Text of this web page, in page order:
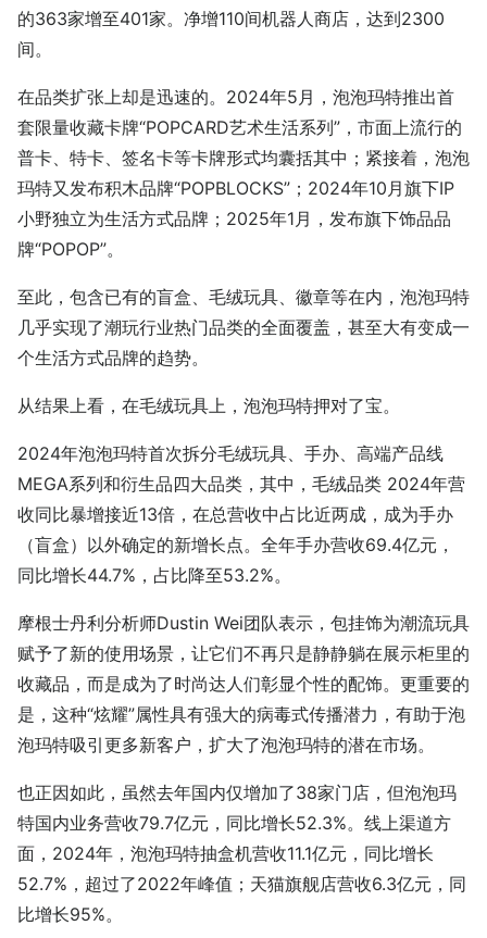
的363家增至401家。净增110间机器人商店，达到2300
间。
在品类扩张上却是迅速的。2024年5月，泡泡玛特推出首
套限量收藏卡牌“POPCARD艺术生活系列”，市面上流行的
普卡、特卡、签名卡等卡牌形式均囊括其中；紧接着，泡泡
玛特又发布积木品牌“POPBLOCKS”；2024年10月旗下IP
小野独立为生活方式品牌；2025年1月，发布旗下饰品品
牌“POPOP”。
至此，包含已有的盲盒、毛绒玩具、徽章等在内，泡泡玛特
几乎实现了潮玩行业热门品类的全面覆盖，甚至大有变成一
个生活方式品牌的趋势。
从结果上看，在毛绒玩具上，泡泡玛特押对了宝。
2024年泡泡玛特首次拆分毛绒玩具、手办、高端产品线
MEGA系列和衍生品四大品类，其中，毛绒品类 2024年营
收同比暴增接近13倍，在总营收中占比近两成，成为手办
（盲盒）以外确定的新增长点。全年手办营收69.4亿元，
同比增长44.7%，占比降至53.2%。
摩根士丹利分析师Dustin Wei团队表示，包挂饰为潮流玩具
赋予了新的使用场景，让它们不再只是静静躺在展示柜里的
收藏品，而是成为了时尚达人们彰显个性的配饰。更重要的
是，这种“炫耀”属性具有强大的病毒式传播潜力，有助于泡
泡玛特吸引更多新客户，扩大了泡泡玛特的潜在市场。
也正因如此，虽然去年国内仅增加了38家门店，但泡泡玛
特国内业务营收79.7亿元，同比增长52.3%。线上渠道方
面，2024年，泡泡玛特抽盒机营收11.1亿元，同比增长
52.7%，超过了2022年峰值；天猫旗舰店营收6.3亿元，同
比增长95%。